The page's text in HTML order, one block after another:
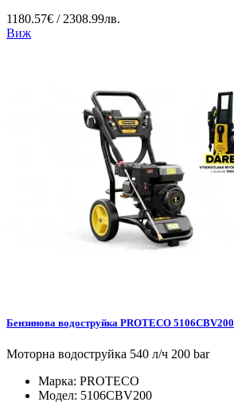
1180.57€ / 2308.99лв.
Виж
Бензинова водоструйка PROTECO
Моторна водоструйка 540 л/ч 200 bar
Марка: PROTECO
Модел: 5106CBV200